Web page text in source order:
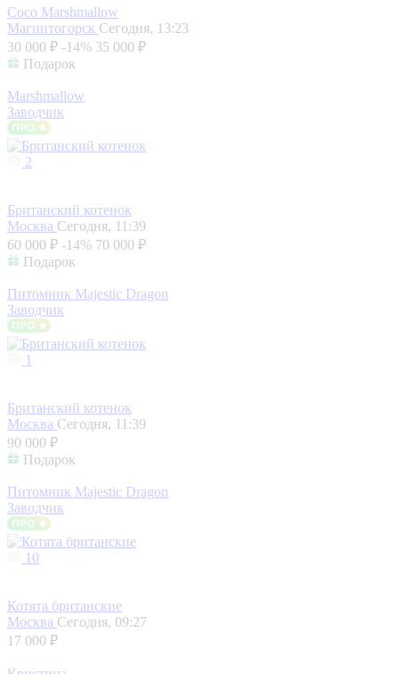
Coco Marshmallow
Магнитогорск Сегодня, 13:23
30 000 ₽ -14% 35 000 ₽
Подарок
Marshmallow
Заводчик
2
Британский котенок
Москва Сегодня, 11:39
60 000 ₽ -14% 70 000 ₽
Подарок
Питомник Majestic Dragon
Заводчик
1
Британский котенок
Москва Сегодня, 11:39
90 000 ₽
Подарок
Питомник Majestic Dragon
Заводчик
10
Котята британские
Москва Сегодня, 09:27
17 000 ₽